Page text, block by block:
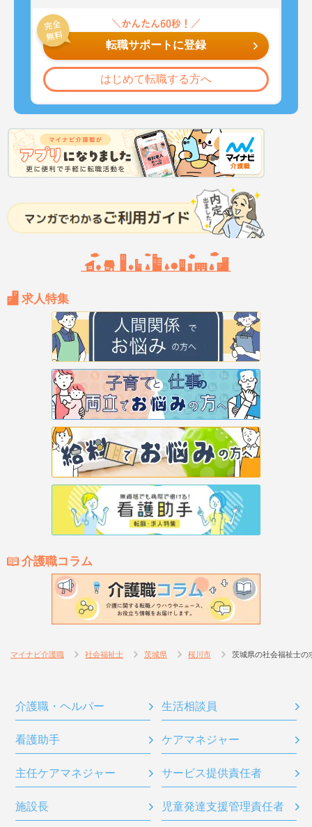
転職サポートに登録
はじめて転職する方へ
求人特集
介護職コラム
マイナビ介護職 社会福祉士 茨城県 桜川市 茨城県の社会福祉士の
介護職・ヘルパー 生活相談員
看護助手 ケアマネジャー
主任ケアマネジャー サービス提供責任者
施設長 児童発達支援管理責任者